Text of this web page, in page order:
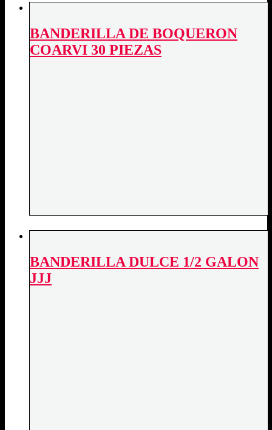
BANDERILLA DE BOQUERON
COARVI 30 PIEZAS
BANDERILLA DULCE 1/2 GALON
JJJ